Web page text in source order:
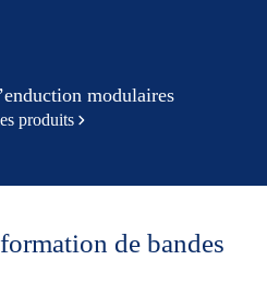
modulaires
produits
de bandes